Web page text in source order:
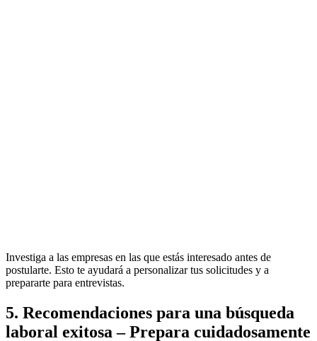
Investiga a las empresas en las que estás interesado antes de
postularte. Esto te ayudará a personalizar tus solicitudes y a
prepararte para entrevistas.
5. Recomendaciones para una búsqueda
laboral exitosa – Prepara cuidadosamente